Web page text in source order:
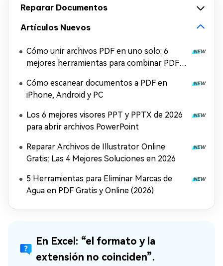
Reparar Documentos
Artículos Nuevos
Cómo unir archivos PDF en uno solo: 6
mejores herramientas para combinar PDF
Cómo escanear documentos a PDF en
iPhone, Android y PC
Los 6 mejores visores PPT y PPTX de 2026
para abrir archivos PowerPoint
Reparar Archivos de Illustrator Online
Gratis: Las 4 Mejores Soluciones en 2026
5 Herramientas para Eliminar Marcas de
Agua en PDF Gratis y Online (2026)
En Excel: “el formato y la
extensión no coinciden”.